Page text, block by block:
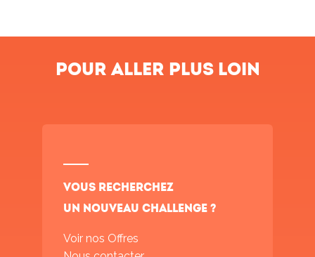
Pour aller plus loin
Vous recherchez
un nouveau challenge ?
Voir nos Offres